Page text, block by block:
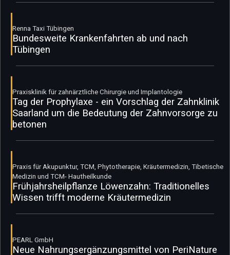
Renna Taxi Tübingen
Bundesweite Krankenfahrten ab und nach
Tübingen
Praxisklinik für zahnärztliche Chirurgie und Implantologie
Tag der Prophylaxe - ein Vorschlag der Zahnklinik
Saarland um die Bedeutung der Zahnvorsorge zu
betonen
Praxis für Akupunktur, TCM, Phytotherapie, Kräutermedizin, Tibetische
Medizin und TCM- Hautheilkunde
Frühjahrsheilpflanze Löwenzahn: Traditionelles
Wissen trifft moderne Kräutermedizin
PEARL GmbH
Neue Nahrungsergänzungsmittel von PeriNature